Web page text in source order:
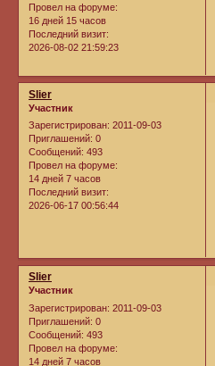
Провел на форуме:
16 дней 15 часов
Последний визит:
2026-08-02 21:59:23
Slier
Участник
Зарегистрирован: 2011-09-03
Приглашений: 0
Сообщений: 493
Провел на форуме:
14 дней 7 часов
Последний визит:
2026-06-17 00:56:44
Slier
Участник
Зарегистрирован: 2011-09-03
Приглашений: 0
Сообщений: 493
Провел на форуме:
14 дней 7 часов